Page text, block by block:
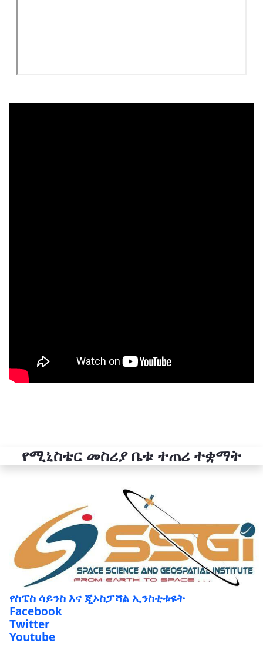
የሚኒስቴር መስሪያ ቤቱ ተጠሪ ተቋማት
የስፔስ ሳይንስ እና ጂኦስፓሻል ኢንስቲቱዩት
Facebook
Twitter
Youtube